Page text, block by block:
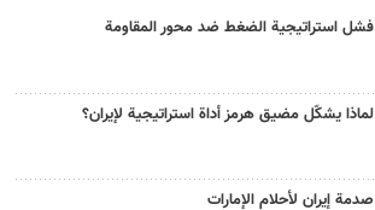
فشل استراتيجية الضغط ضد محور المقاومة
لماذا يشكّل مضيق هرمز أداة استراتيجية لإيران؟
صدمة إيران لأحلام الإمارات